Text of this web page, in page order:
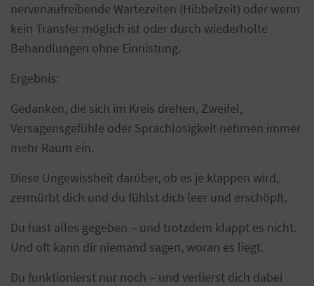
nervenaufreibende Wartezeiten (Hibbelzeit) oder wenn
kein Transfer möglich ist oder durch wiederholte
Behandlungen ohne Einnistung.
Ergebnis:
Gedanken, die sich im Kreis drehen, Zweifel,
Versagensgefühle oder Sprachlosigkeit nehmen immer
mehr Raum ein.
Diese Ungewissheit darüber, ob es je klappen wird,
zermürbt dich und du fühlst dich leer und erschöpft.
Du hast alles gegeben – und trotzdem klappt es nicht.
Und oft kann dir niemand sagen, woran es liegt.
Du funktionierst nur noch – und verlierst dich dabei